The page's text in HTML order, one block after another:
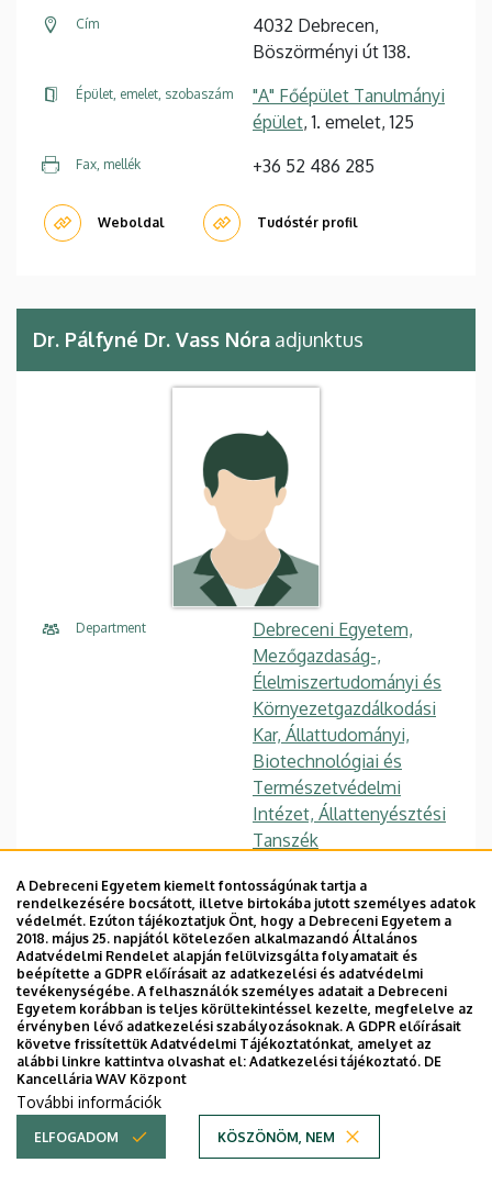
Cím
4032 Debrecen,
Böszörményi út 138.
Épület, emelet, szobaszám
"A" Főépület Tanulmányi
épület, 1. emelet, 125
Fax, mellék +36 52 486 285
Weboldal Tudóstér profil
Dr. Pálfyné Dr. Vass Nóra adjunktus
Department
Debreceni Egyetem,
Mezőgazdaság-,
Élelmiszertudományi és
Környezetgazdálkodási
Kar, Állattudományi,
Biotechnológiai és
Természetvédelmi
Intézet, Állattenyésztési
Tanszék
Központi telefonszám,
mellék
+36 52 508 444 / 88434
E-mail vassnora@agr.unideb.hu
Cím
4032 Debrecen,
Böszörményi út 138.
Épület, emelet, szobaszám
"A" Főépület Tanulmányi
+36 52 486 285
A Debreceni Egyetem kiemelt fontosságúnak tartja a
rendelkezésére bocsátott, illetve birtokába jutott személyes adatok
védelmét. Ezúton tájékoztatjuk Önt, hogy a Debreceni Egyetem a
2018. május 25. napjától kötelezően alkalmazandó Általános
Adatvédelmi Rendelet alapján felülvizsgálta folyamatait és
beépítette a GDPR előírásait az adatkezelési és adatvédelmi
tevékenységébe. A felhasználók személyes adatait a Debreceni
Egyetem korábban is teljes körültekintéssel kezelte, megfelelve az
érvényben lévő adatkezelési szabályozásoknak. A GDPR előírásait
követve frissítettük Adatvédelmi Tájékoztatónkat, amelyet az
alábbi linkre kattintva olvashat el: Adatkezelési tájékoztató. DE
Kancellária WAV Központ
További információk
ELFOGADOM KÖSZÖNÖM, NEM